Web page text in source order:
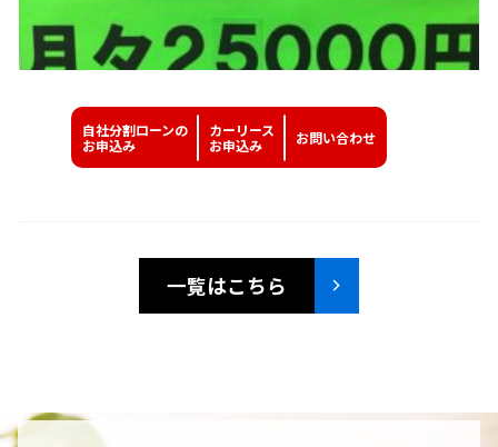
自社分割ローンの
お申込み
カーリース
お申込み
お問い合わせ
一覧はこちら